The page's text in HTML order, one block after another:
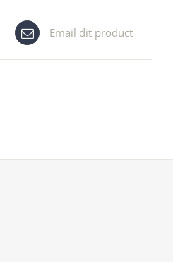
Email dit product